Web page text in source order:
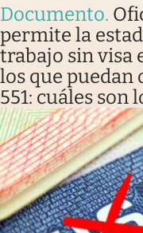
Documento.
permite la
trabajo sin visa
los que
551: cuáles son